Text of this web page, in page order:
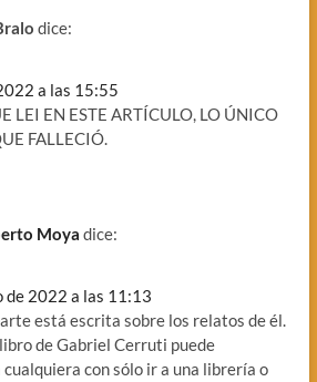
dice:
a las 15:55
LEI EN ESTE ARTÍCULO, LO ÚNICO
FALLECIÓ.
Moya dice:
de 2022 a las 11:13
está escrita sobre los relatos de él.
de Gabriel Cerruti puede
con sólo ir a una librería o